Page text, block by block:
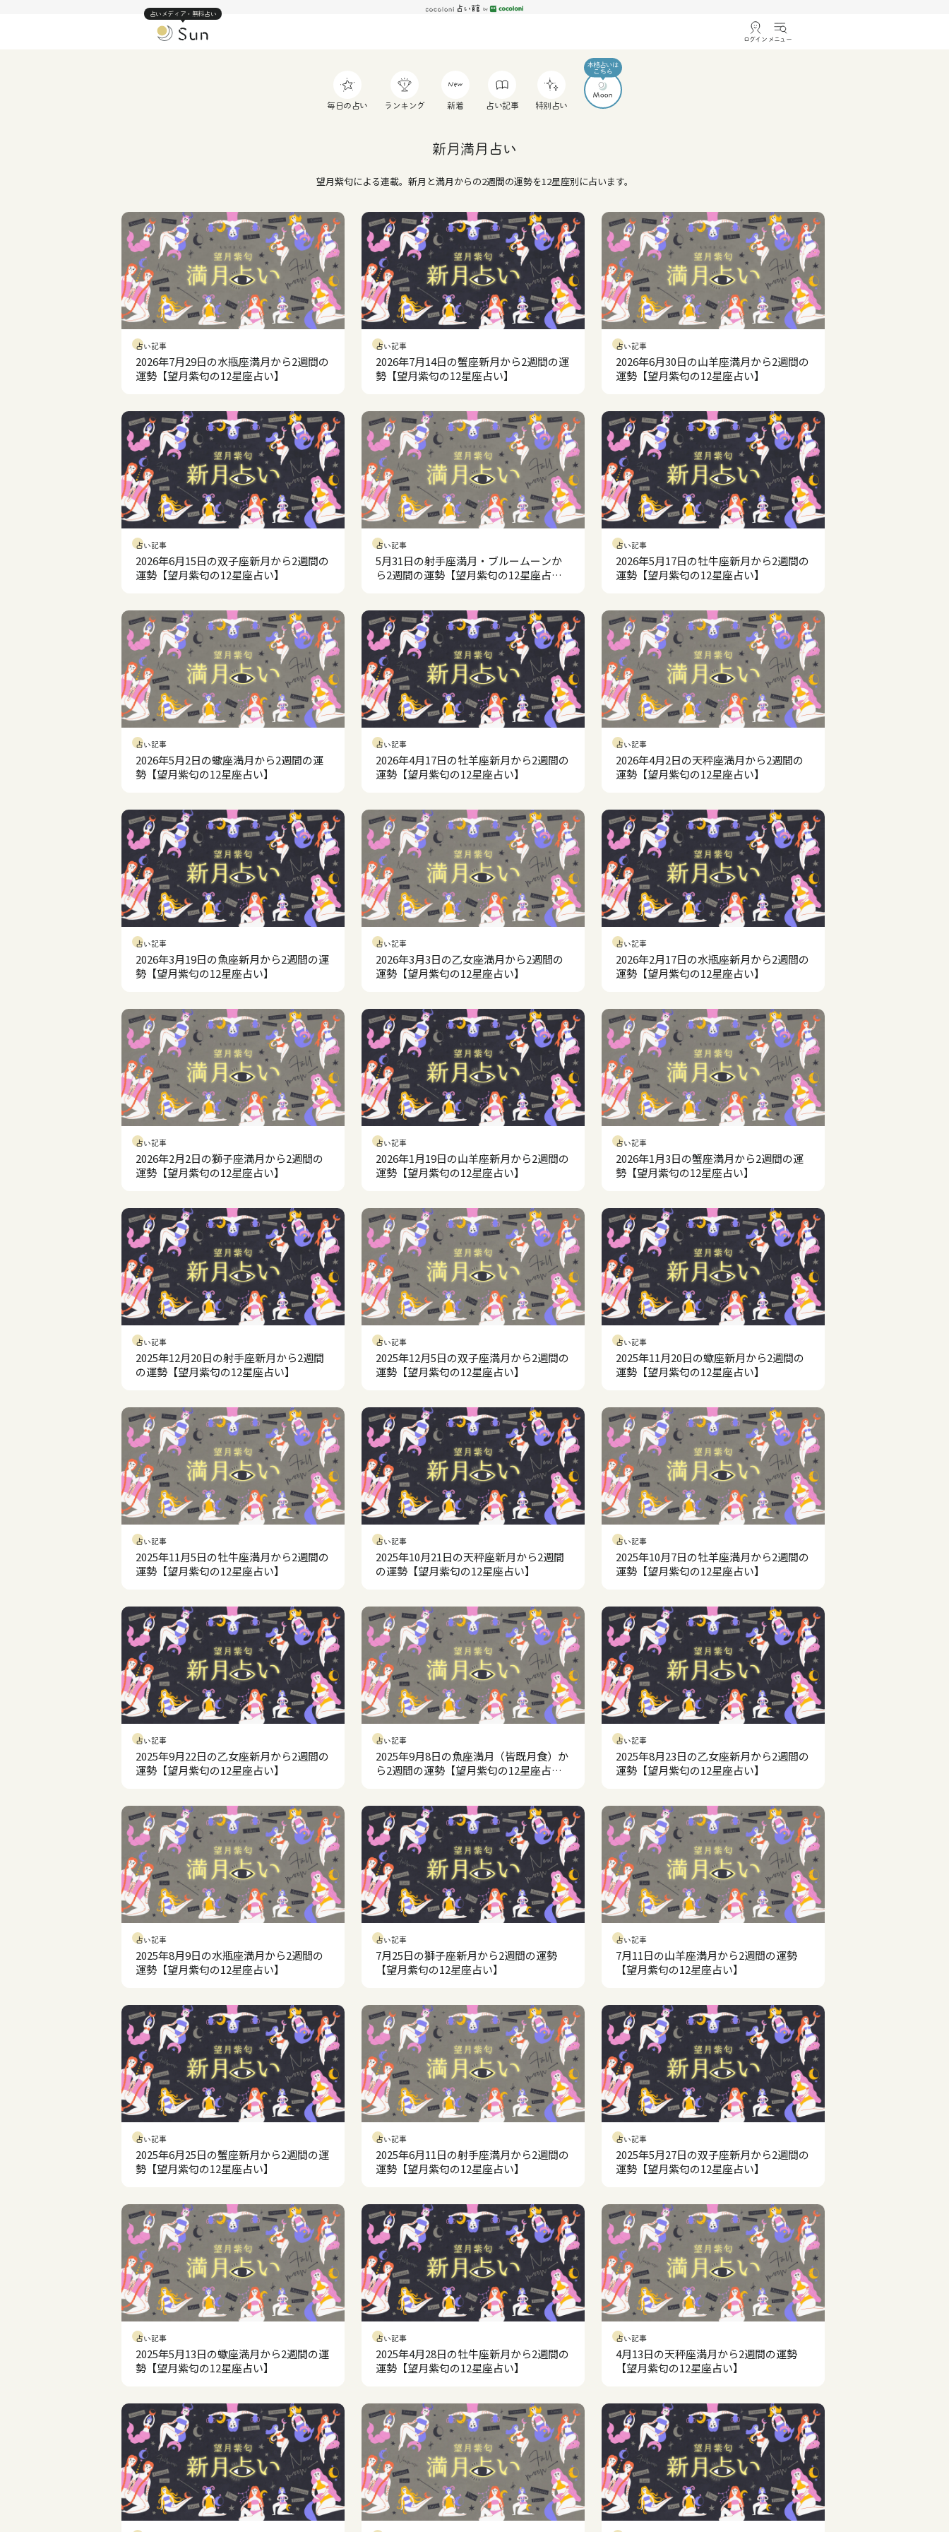
占いメディア・無料占い
ログイン メニュー
毎日の占い ランキング 新着 占い記事 特別占い
新月満月占い
望月紫匂による連載。新月と満月からの2週間の運勢を12星座別に占います。
占い記事
2026年7月29日の水瓶座満月から2週間の
運勢【望月紫匂の12星座占い】
占い記事
2026年7月14日の蟹座新月から2週間の運
勢【望月紫匂の12星座占い】
占い記事
2026年6月30日の山羊座満月から2週間の
運勢【望月紫匂の12星座占い】
占い記事
2026年6月15日の双子座新月から2週間の
運勢【望月紫匂の12星座占い】
占い記事
5月31日の射手座満月・ブルームーンか
ら2週間の運勢【望月紫匂の12星座占
占い記事
2026年5月17日の牡牛座新月から2週間の
運勢【望月紫匂の12星座占い】
占い記事
2026年5月2日の蠍座満月から2週間の運
勢【望月紫匂の12星座占い】
占い記事
2026年4月17日の牡羊座新月から2週間の
運勢【望月紫匂の12星座占い】
占い記事
2026年4月2日の天秤座満月から2週間の
運勢【望月紫匂の12星座占い】
占い記事
2026年3月19日の魚座新月から2週間の運
勢【望月紫匂の12星座占い】
占い記事
2026年3月3日の乙女座満月から2週間の
運勢【望月紫匂の12星座占い】
占い記事
2026年2月17日の水瓶座新月から2週間の
運勢【望月紫匂の12星座占い】
占い記事
2026年2月2日の獅子座満月から2週間の
運勢【望月紫匂の12星座占い】
占い記事
2026年1月19日の山羊座新月から2週間の
運勢【望月紫匂の12星座占い】
占い記事
2026年1月3日の蟹座満月から2週間の運
勢【望月紫匂の12星座占い】
占い記事
2025年12月20日の射手座新月から2週間
の運勢【望月紫匂の12星座占い】
占い記事
2025年12月5日の双子座満月から2週間の
運勢【望月紫匂の12星座占い】
占い記事
2025年11月20日の蠍座新月から2週間の
運勢【望月紫匂の12星座占い】
占い記事
2025年11月5日の牡牛座満月から2週間の
運勢【望月紫匂の12星座占い】
占い記事
2025年10月21日の天秤座新月から2週間
の運勢【望月紫匂の12星座占い】
占い記事
2025年10月7日の牡羊座満月から2週間の
運勢【望月紫匂の12星座占い】
占い記事
2025年9月22日の乙女座新月から2週間の
運勢【望月紫匂の12星座占い】
占い記事
2025年9月8日の魚座満月（皆既月食）か
ら2週間の運勢【望月紫匂の12星座占
占い記事
2025年8月23日の乙女座新月から2週間の
運勢【望月紫匂の12星座占い】
占い記事
2025年8月9日の水瓶座満月から2週間の
運勢【望月紫匂の12星座占い】
占い記事
7月25日の獅子座新月から2週間の運勢
【望月紫匂の12星座占い】
占い記事
7月11日の山羊座満月から2週間の運勢
【望月紫匂の12星座占い】
占い記事
2025年6月25日の蟹座新月から2週間の運
勢【望月紫匂の12星座占い】
占い記事
2025年6月11日の射手座満月から2週間の
運勢【望月紫匂の12星座占い】
占い記事
2025年5月27日の双子座新月から2週間の
運勢【望月紫匂の12星座占い】
占い記事
2025年5月13日の蠍座満月から2週間の運
勢【望月紫匂の12星座占い】
占い記事
2025年4月28日の牡牛座新月から2週間の
運勢【望月紫匂の12星座占い】
占い記事
4月13日の天秤座満月から2週間の運勢
【望月紫匂の12星座占い】